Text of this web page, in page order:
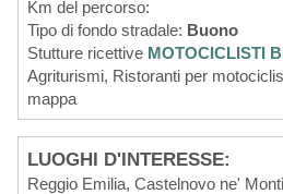
Km del percorso:
Tipo di fondo stradale: Buono
Stutture ricettive MOTOCICLISTI
Agriturismi, Ristoranti per
mappa
LUOGHI D'INTERESSE:
Reggio Emilia, Castelnovo ne'